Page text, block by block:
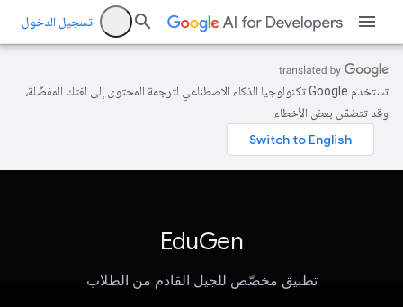
تسجيل الدخول
تستخدم Google تكنولوجيا الذكاء الاصطناعي لترجمة المحتوى إلى لغتك المفضّلة،
وقد تتضمّن بعض الأخطاء.
EduGen
تطبيق مخصّص للجيل القادم من الطلاب